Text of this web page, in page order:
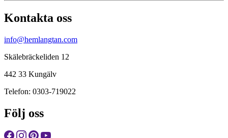
Kontakta oss
info@hemlangtan.com
Skälebräckeliden 12
442 33 Kungälv
Telefon: 0303-719022
Följ oss